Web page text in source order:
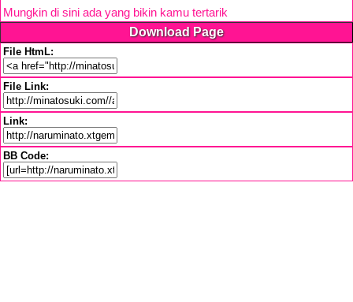
Mungkin di sini ada yang bikin kamu tertarik
Download Page
File HtmL:
File Link:
Link:
BB Code: